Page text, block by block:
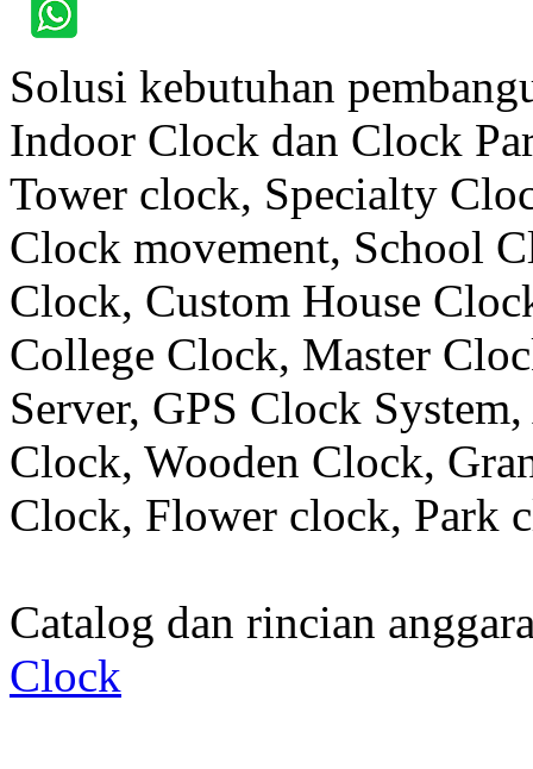
Solusi kebutuhan
Indoor Clock dan Clock
Tower clock, Specialty
Clock movement, School
Clock, Custom House
College Clock, Master
Server, GPS Clock
Clock, Wooden Clock,
Clock, Flower clock, Park
Catalog dan rincian
Clock